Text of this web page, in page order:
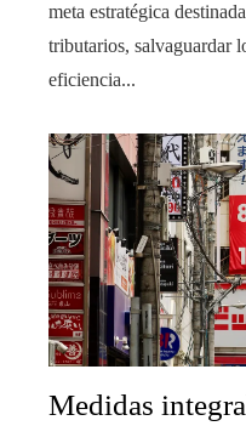
meta estratégica
tributarios, salvaguardar
eficiencia...
Medidas